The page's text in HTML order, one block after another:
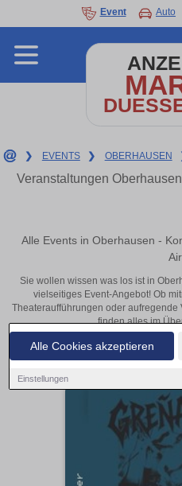
Alle Cookies akzeptieren
Einstellungen
Event Auto
❯ EVENTS ❯ OBERHAUSEN
Veranstaltungen
Alle Events in Oberhausen -
Sie wollen wissen was los ist in
vielseitiges Event-Angebot! Ob
Theateraufführungen oder
finden alles im